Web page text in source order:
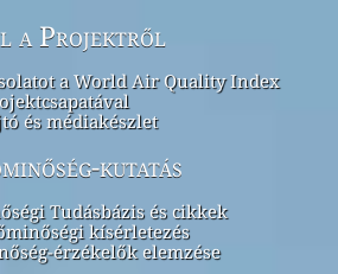
a Projektről
a World Air Quality Index
és médiakészlet
kutatás
Tudásbázis és cikkek
kísérletezés
érzékelők elemzése